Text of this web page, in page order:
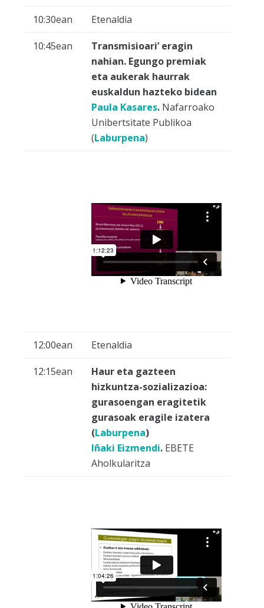
10:30ean Etenaldia
10:45ean
Transmisioari’ eragin
nahian. Egungo premiak
eta aukerak haurrak
euskaldun hazteko bidean
Paula Kasares. Nafarroako
Unibertsitate Publikoa
(Laburpena)
12:00ean Etenaldia
12:15ean
Haur eta gazteen
hizkuntza-sozializazioa:
gurasoengan eragitetik
gurasoak eragile izatera
(Laburpena)
Iñaki Eizmendi. EBETE
Aholkularitza